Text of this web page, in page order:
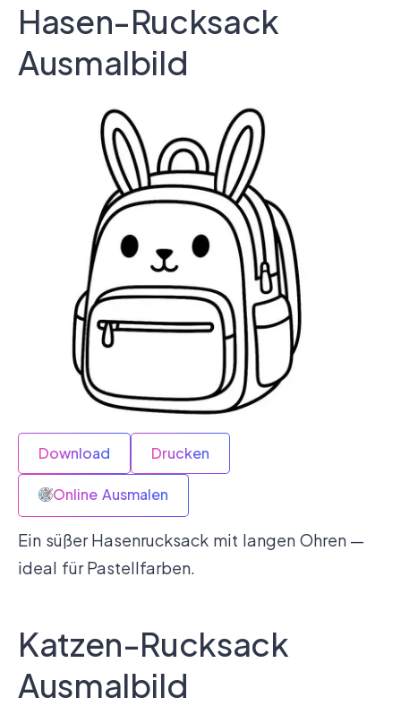
Hasen-Rucksack
Ausmalbild
Download Drucken
Online Ausmalen
Ein süßer Hasenrucksack mit langen Ohren —
ideal für Pastellfarben.
Katzen-Rucksack
Ausmalbild